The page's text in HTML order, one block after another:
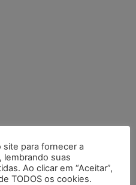
para fornecer a
lembrando suas
Ao clicar em “Aceitar”,
TODOS os cookies.